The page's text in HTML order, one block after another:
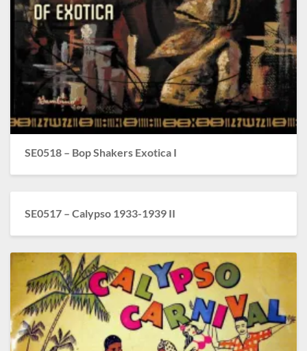
SE0518 – Bop Shakers Exotica I
SE0517 – Calypso 1933-1939 II